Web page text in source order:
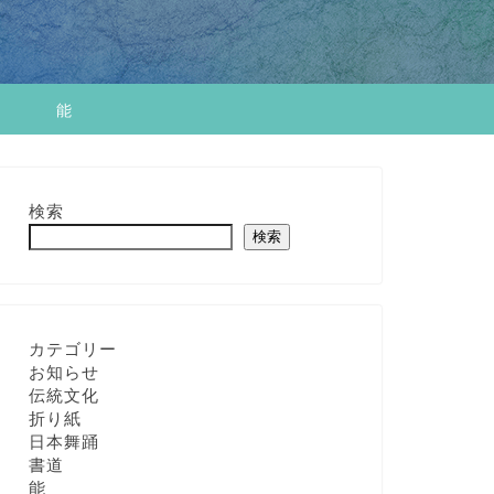
能
検索
検索
カテゴリー
お知らせ
伝統文化
折り紙
日本舞踊
書道
能